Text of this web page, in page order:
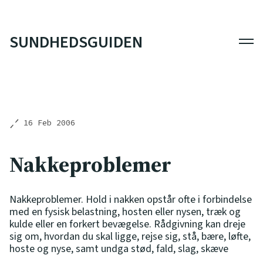
SUNDHEDSGUIDEN
16 Feb 2006
Nakkeproblemer
Nakkeproblemer. Hold i nakken opstår ofte i forbindelse
med en fysisk belastning, hosten eller nysen, træk og
kulde eller en forkert bevægelse. Rådgivning kan dreje
sig om, hvordan du skal ligge, rejse sig, stå, bære, løfte,
hoste og nyse, samt undga stød, fald, slag, skæve